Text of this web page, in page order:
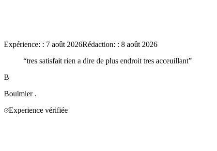
Expérience: : 7 août 2026Rédaction: : 8 août 2026
“tres satisfait rien a dire de plus endroit tres acceuillant”
B
Boulmier .
Experience vérifiée